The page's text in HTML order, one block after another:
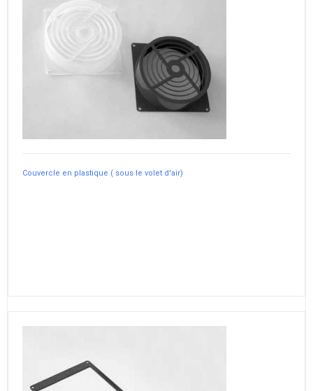
Couvercle en plastique ( sous le volet d'air)